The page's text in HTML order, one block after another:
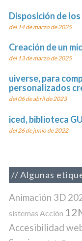
Disposición de
del 14 de marzo de 2025
Creación de un
del 13 de marzo de 2025
uiverse, para
personalizados
del 06 de abril de 2023
iced, biblioteca
del 26 de junio de 2022
Algunas
Animación 3D
sistemas Acción
Accesibilidad